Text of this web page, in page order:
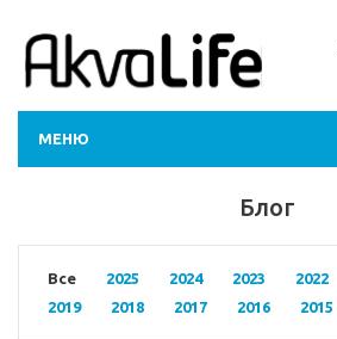
МЕНЮ
Блог
Все 2025 2024 2023 2022
2019
2018 2017 2016 2015